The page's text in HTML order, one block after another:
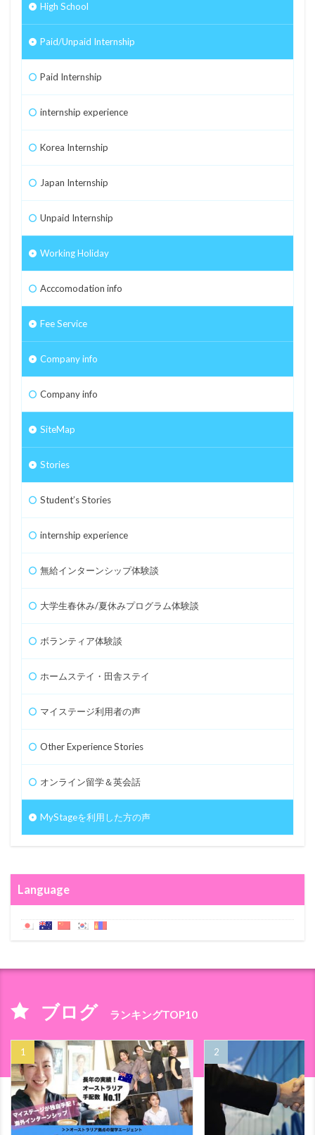
High School
Paid/Unpaid Internship
Paid Internship
internship experience
Korea Internship
Japan Internship
Unpaid Internship
Working Holiday
Acccomodation info
Fee Service
Company info
Company info
SiteMap
Stories
Student’s Stories
internship experience
無給インターンシップ体験談
大学生春休み/夏休みプログラム体験談
ボランティア体験談
ホームステイ・田舎ステイ
マイステージ利用者の声
Other Experience Stories
オンライン留学＆英会話
MyStageを利用した方の声
Language
ブログ ランキングTOP10